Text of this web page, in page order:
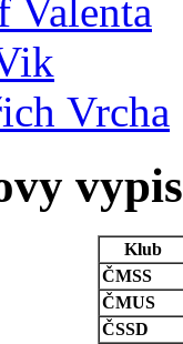
Valenta
Vrcha
vypis
Klub
ČMSS
ČMUS
ČSSD